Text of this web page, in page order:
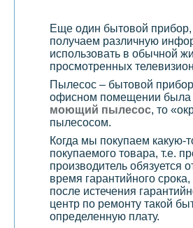
Еще один бытовой
получаем различную
использовать в обычной
просмотренных
Пылесос – бытовой
офисном помещении была
моющий пылесос, то
пылесосом.
Когда мы покупаем какую-
покупаемого товара, т.е.
производитель обязуется
время гарантийного
после истечения
центр по ремонту такой
определенную плату.